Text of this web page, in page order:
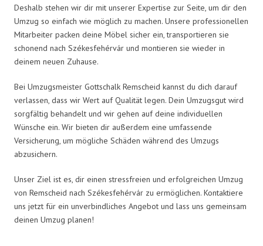
Deshalb stehen wir dir mit unserer Expertise zur Seite, um dir den
Umzug so einfach wie möglich zu machen. Unsere professionellen
Mitarbeiter packen deine Möbel sicher ein, transportieren sie
schonend nach Székesfehérvár und montieren sie wieder in
deinem neuen Zuhause.
Bei Umzugsmeister Gottschalk Remscheid kannst du dich darauf
verlassen, dass wir Wert auf Qualität legen. Dein Umzugsgut wird
sorgfältig behandelt und wir gehen auf deine individuellen
Wünsche ein. Wir bieten dir außerdem eine umfassende
Versicherung, um mögliche Schäden während des Umzugs
abzusichern.
Unser Ziel ist es, dir einen stressfreien und erfolgreichen Umzug
von Remscheid nach Székesfehérvár zu ermöglichen. Kontaktiere
uns jetzt für ein unverbindliches Angebot und lass uns gemeinsam
deinen Umzug planen!